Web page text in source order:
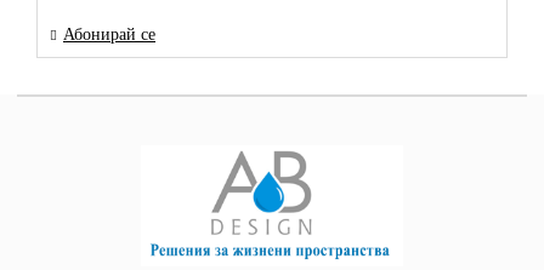
Абонирай се